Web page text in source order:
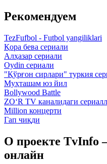
Рекомендуем
TezFufbol - Futbol yangiliklari
Қора бева сериали
Алҳазар сериали
Oydin сериали
"Қўрғон сирлари" туркия
Муҳташам юз йил
Bollywood Battle
ZO‘R TV каналидаги
Million концерти
Гап чиқди
О проекте TvInfo
онлайн